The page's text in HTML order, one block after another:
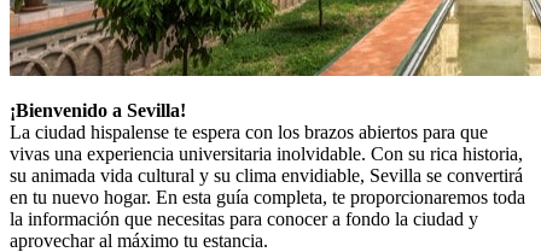
¡Bienvenido a Sevilla!
La ciudad hispalense te espera con los brazos abiertos para que
vivas una experiencia universitaria inolvidable. Con su rica historia,
su animada vida cultural y su clima envidiable, Sevilla se convertirá
en tu nuevo hogar. En esta guía completa, te proporcionaremos toda
la información que necesitas para conocer a fondo la ciudad y
aprovechar al máximo tu estancia.